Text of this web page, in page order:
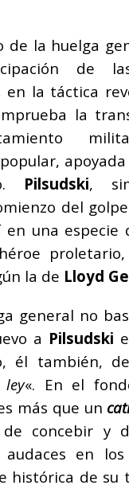
de la huelga
de
en la táctica
la
Pilsudski,
del
en una especie
la de Lloyd
general no
a Pilsudski
él también,
«. En el
más que un
de concebir y
audaces en
histórica de su